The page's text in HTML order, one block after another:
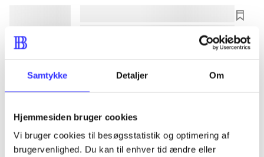
Samtykke Detaljer Om
Hjemmesiden bruger cookies
Vi bruger cookies til besøgsstatistik og optimering af
brugervenlighed. Du kan til enhver tid ændre eller
lorem ipsum dolor sit amet ...
lorem ipsum dolor sit amet ...
lorem ipsum dolor sit amet ...
lorem ipsum dolor sit amet ...
lorem ipsum dolor sit amet ...
lorem ipsum dolor sit amet ...